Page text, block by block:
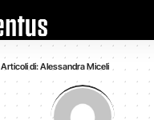
Articoli di: Alessandra Miceli